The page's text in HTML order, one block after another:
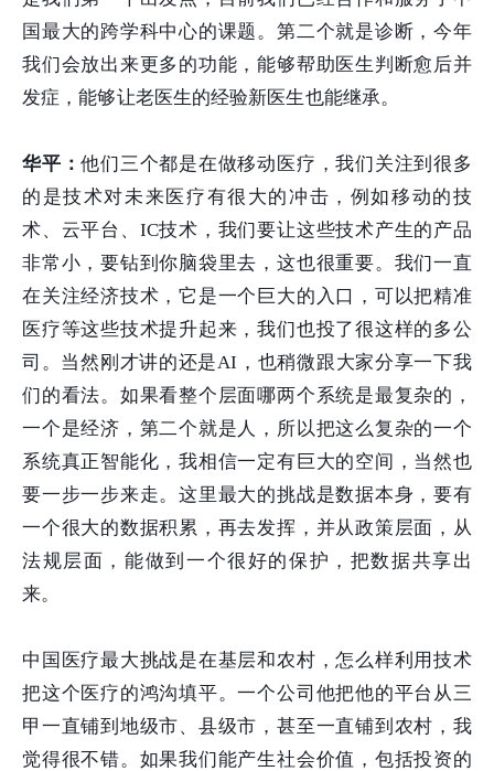
国最大的跨学科中心的课题。第二个就是诊断，今年
我们会放出来更多的功能，能够帮助医生判断愈后并
发症，能够让老医生的经验新医生也能继承。
华平：他们三个都是在做移动医疗，我们关注到很多
的是技术对未来医疗有很大的冲击，例如移动的技
术、云平台、IC技术，我们要让这些技术产生的产品
非常小，要钻到你脑袋里去，这也很重要。我们一直
在关注经济技术，它是一个巨大的入口，可以把精准
医疗等这些技术提升起来，我们也投了很这样的多公
司。当然刚才讲的还是AI，也稍微跟大家分享一下我
们的看法。如果看整个层面哪两个系统是最复杂的，
一个是经济，第二个就是人，所以把这么复杂的一个
系统真正智能化，我相信一定有巨大的空间，当然也
要一步一步来走。这里最大的挑战是数据本身，要有
一个很大的数据积累，再去发挥，并从政策层面，从
法规层面，能做到一个很好的保护，把数据共享出
来。
中国医疗最大挑战是在基层和农村，怎么样利用技术
把这个医疗的鸿沟填平。一个公司他把他的平台从三
甲一直铺到地级市、县级市，甚至一直铺到农村，我
觉得很不错。如果我们能产生社会价值，包括投资的